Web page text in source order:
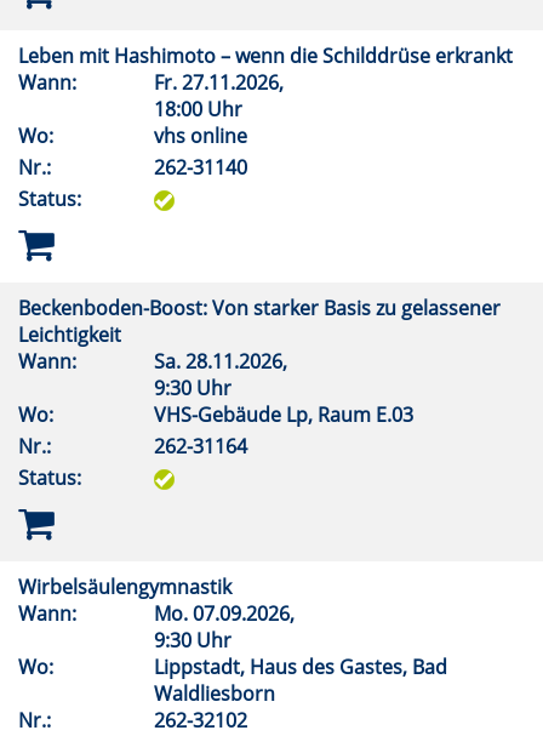
Leben mit Hashimoto – wenn die Schilddrüse erkrankt
Wann:
Fr.27.11.2026,
18:00 Uhr
Wo:
vhs online
Nr.:
262-31140
Status:
Beckenboden-Boost: Von starker Basis zu gelassener
Leichtigkeit
Wann:
Sa.28.11.2026,
9:30 Uhr
Wo:
VHS-Gebäude Lp, Raum E.03
Nr.:
262-31164
Status:
Wirbelsäulengymnastik
Wann:
Mo.07.09.2026,
9:30 Uhr
Wo:
Lippstadt, Haus des Gastes, Bad
Waldliesborn
Nr.:
262-32102